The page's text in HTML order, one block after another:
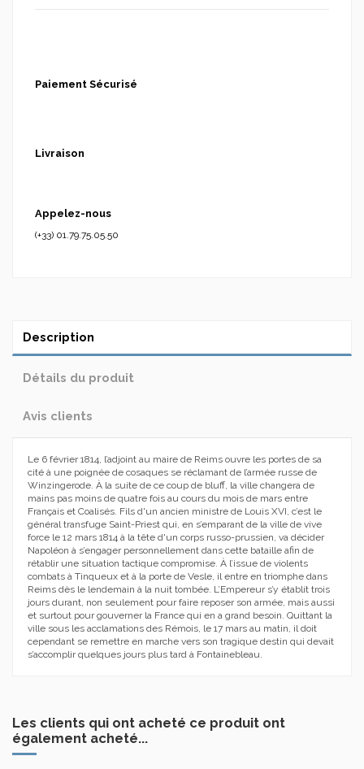
(1 avis)
Paiement Sécurisé
Livraison
Appelez-nous
(+33) 01.79.75.05.50
Description
Détails du produit
Avis clients
Le 6 février 1814, l’adjoint au maire de Reims ouvre les portes de sa
cité à une poignée de cosaques se réclamant de l’armée russe de
Winzingerode. À la suite de ce coup de bluff, la ville changera de
mains pas moins de quatre fois au cours du mois de mars entre
Français et Coalisés. Fils d'un ancien ministre de Louis XVI, c’est le
général transfuge Saint-Priest qui, en s’emparant de la ville de vive
force le 12 mars 1814 à la tête d'un corps russo-prussien, va décider
Napoléon à s’engager personnellement dans cette bataille afin de
rétablir une situation tactique compromise. À l’issue de violents
combats à Tinqueux et à la porte de Vesle, il entre en triomphe dans
Reims dès le lendemain à la nuit tombée. L’Empereur s’y établit trois
jours durant, non seulement pour faire reposer son armée, mais aussi
et surtout pour gouverner la France qui en a grand besoin. Quittant la
ville sous les acclamations des Rémois, le 17 mars au matin, il doit
cependant se remettre en marche vers son tragique destin qui devait
s’accomplir quelques jours plus tard à Fontainebleau.
Les clients qui ont acheté ce produit ont
également acheté...